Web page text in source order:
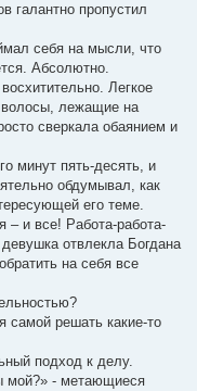
галантно пропустил
себя на мысли, что
Абсолютно.
Легкое
лежащие на
сверкала обаянием и
минут пять-десять, и
обдумывал, как
его теме.
– и все! Работа-работа-
отвлекла Богдана
на себя все
самой решать какие-то
подход к делу.
мой?» - метающиеся